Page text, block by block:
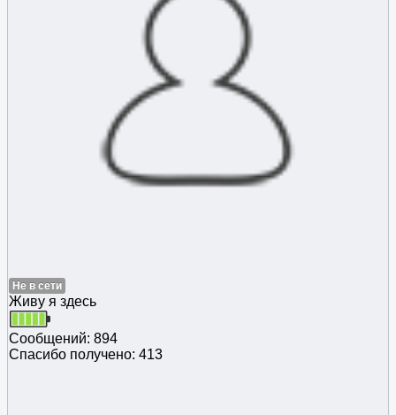
Не в сети
Живу я здесь
Сообщений: 894
Спасибо получено: 413